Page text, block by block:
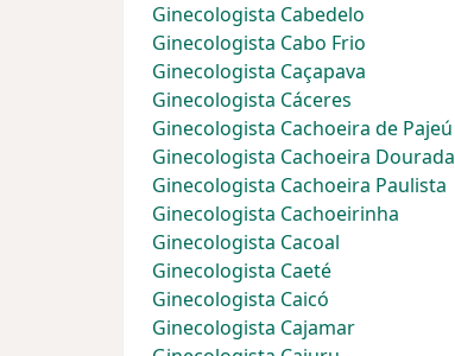
Ginecologista Cabedelo
Ginecologista Cabo Frio
Ginecologista Caçapava
Ginecologista Cáceres
Ginecologista Cachoeira de Pajeú
Ginecologista Cachoeira Dourada
Ginecologista Cachoeira Paulista
Ginecologista Cachoeirinha
Ginecologista Cacoal
Ginecologista Caeté
Ginecologista Caicó
Ginecologista Cajamar